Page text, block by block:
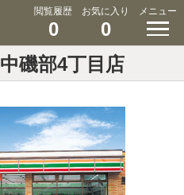
閲覧履歴
0
お気に入り
0
メニュー
磯部4丁目店